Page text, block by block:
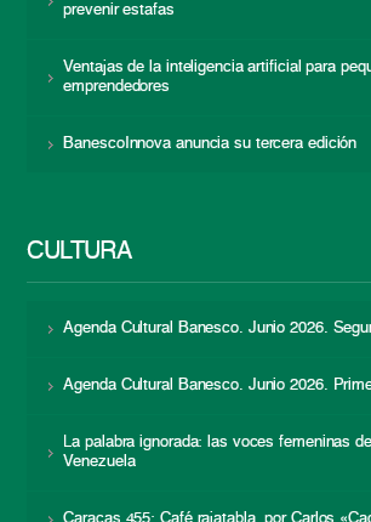
prevenir estafas
Ventajas de la inteligencia artificial para
emprendedores
BanescoInnova anuncia su tercera edición
CULTURA
Agenda Cultural Banesco. Junio 2026.
Agenda Cultural Banesco. Junio 2026.
La palabra ignorada: las voces femeninas
Venezuela